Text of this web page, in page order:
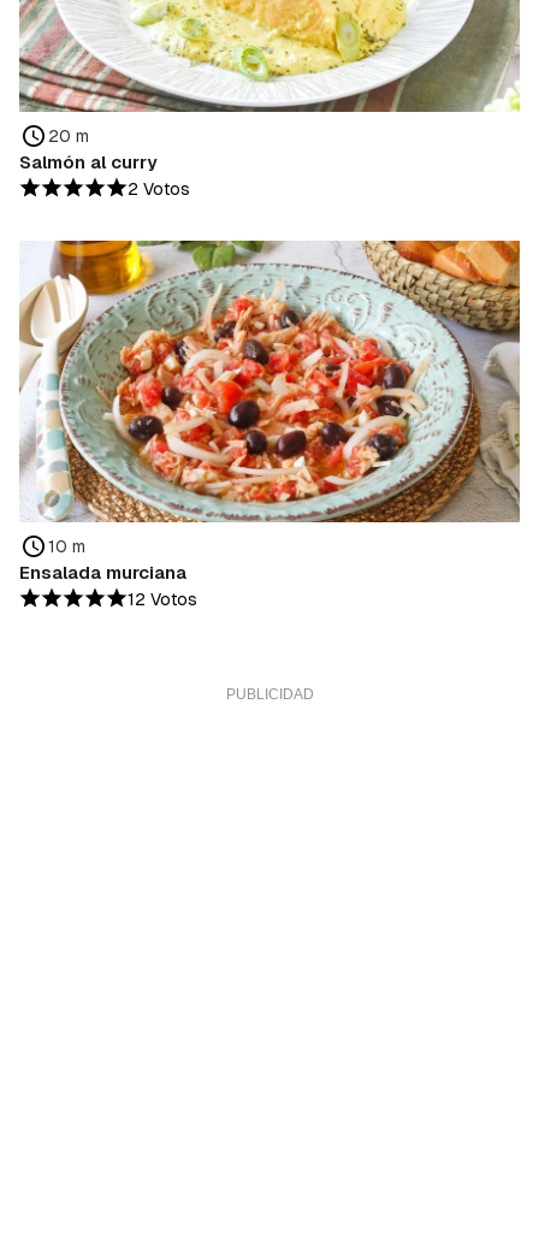
20 m
Salmón al curry
2 Votos
10 m
Ensalada murciana
12 Votos